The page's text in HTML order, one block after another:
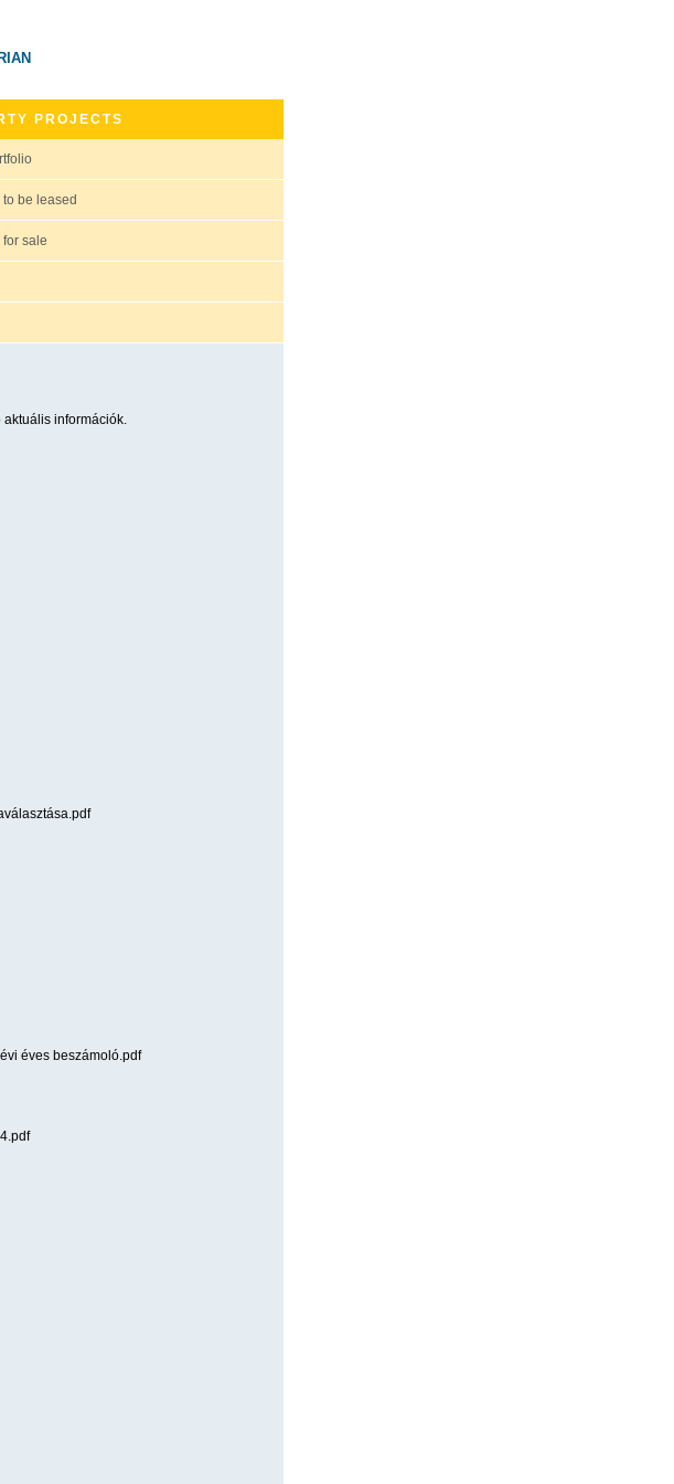
PROJECTS
to be leased
for sale
információk.
éves beszámoló.pdf